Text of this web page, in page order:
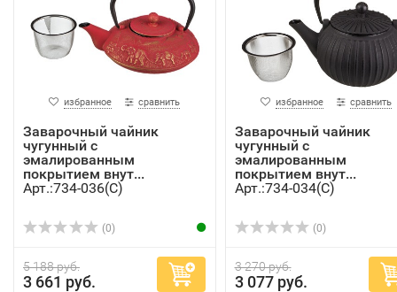
избранное сравнить
Заварочный чайник
чугунный с
эмалированным
покрытием внут...
Арт.:734-036(C)
(0)
5 188 руб.
3 661 руб.
избранное сравнить
Заварочный чайник
чугунный с
эмалированным
покрытием внут...
Арт.:734-034(C)
(0)
3 270 руб.
3 077 руб.